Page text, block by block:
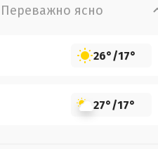
Переважно ясно
26°/17°
27°/17°